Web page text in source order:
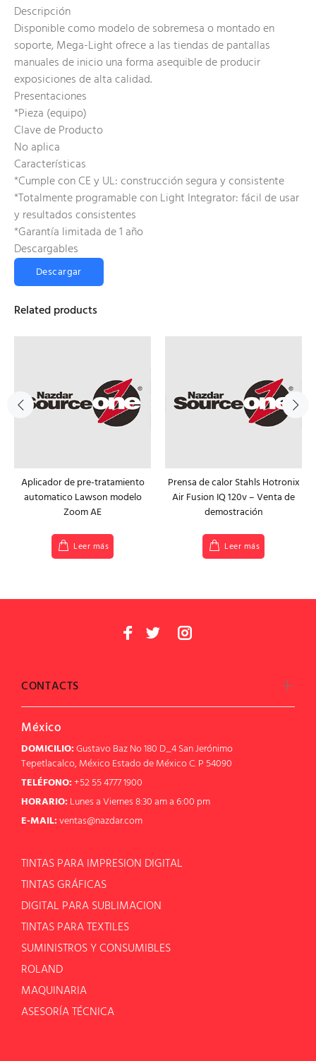
Descripción
Disponible como modelo de sobremesa o montado en
soporte, Mega-Light ofrece a las tiendas de pantallas
manuales de inicio una forma asequible de producir
exposiciones de alta calidad.
Presentaciones
*Pieza (equipo)
Clave de Producto
No aplica
Características
*Cumple con CE y UL: construcción segura y consistente
*Totalmente programable con Light Integrator: fácil de usar
y resultados consistentes
*Garantía limitada de 1 año
Descargables
Descargar
Related products
Aplicador de pre-tratamiento
automatico Lawson modelo
Zoom AE
Leer más
Prensa de calor Stahls Hotronix
Air Fusion IQ 120v – Venta de
demostración
Leer más
CONTACTS
México
DOMICILIO:Gustavo Baz No 180 D_4 San Jerónimo
Tepetlacalco, México Estado de México C. P 54090
TELÉFONO:+52 55 4777 1900
HORARIO: Lunes a Viernes 8:30 am a 6:00 pm
E-MAIL:ventas@nazdar.com
TINTAS PARA IMPRESION DIGITAL
TINTAS GRÁFICAS
DIGITAL PARA SUBLIMACION
TINTAS PARA TEXTILES
SUMINISTROS Y CONSUMIBLES
ROLAND
MAQUINARIA
ASESORÍA TÉCNICA